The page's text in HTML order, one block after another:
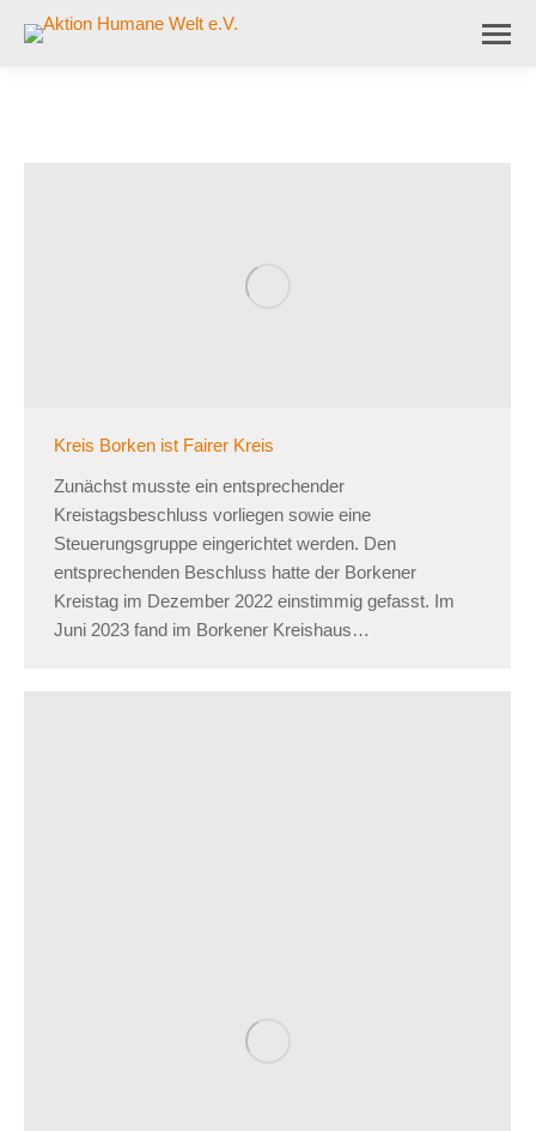
Kreis Borken ist Fairer Kreis
Zunächst musste ein entsprechender
Kreistagsbeschluss vorliegen sowie eine
Steuerungsgruppe eingerichtet werden. Den
entsprechenden Beschluss hatte der Borkener
Kreistag im Dezember 2022 einstimmig gefasst. Im
Juni 2023 fand im Borkener Kreishaus…